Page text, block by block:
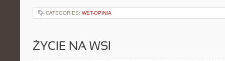
CATEGORIES: WET-OPINIA
ŻYCIE NA WSI